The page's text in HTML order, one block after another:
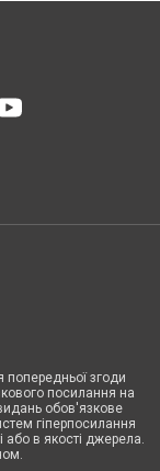
попередньої згоди
посилання на
обов'язкове
гіперпосилання
або в якості джерела.